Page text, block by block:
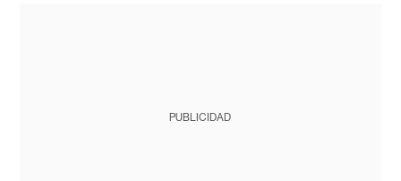
PUBLICIDAD